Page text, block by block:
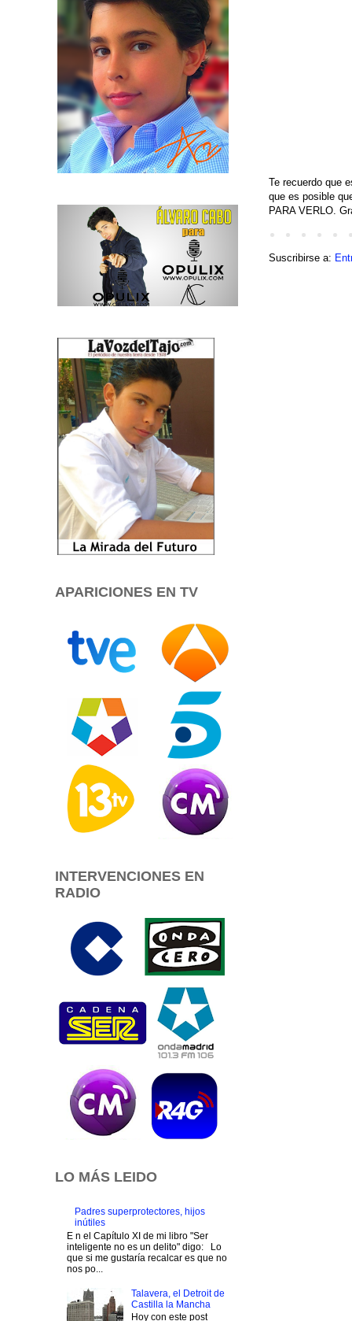
Te recuerdo que
que es posible
PARA VERLO.
Suscribirse a:
APARICIONES EN TV
INTERVENCIONES EN
RADIO
LO MÁS LEIDO
Padres superprotectores, hijos
inútiles
E n el Capítulo XI de mi libro "Ser
inteligente no es un delito" digo: Lo
que si me gustaría recalcar es que no
nos po...
Talavera, el Detroit de
Castilla la Mancha
Hoy con este post